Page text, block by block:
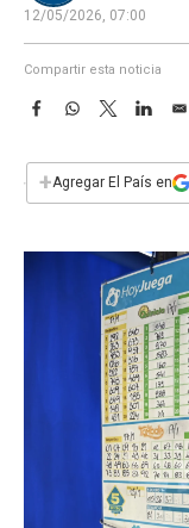
12/05/2026, 07:00
Compartir esta noticia
F
e
b
W
s
T
w
t
L
n
E
i
l
+Agregar El País en